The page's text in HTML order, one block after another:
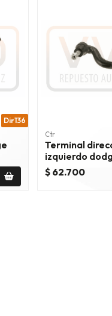
Dir136
Ctr
Terminal
izquierdo
3.6 2011/2015
$ 62.700